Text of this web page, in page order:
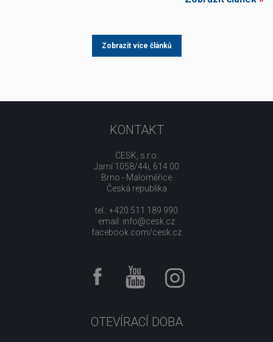
Zobrazit více článků
KONTAKT
CESK, s.r.o.
Jarní 1058/44i, 614 00
Brno - Maloměřice
Česká republika
tel.: +420 511 189 990
email: info@cesk.cz
facebook.com/cesk.cz
OTEVÍRACÍ DOBA